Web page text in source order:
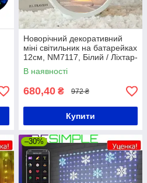
Новорічний декоративний
міні світильник на батарейках
12см, NM7117, Білий / Ліхтар-
свічка
В наявності
680,40 ₴ 972 ₴
Купити
–30%